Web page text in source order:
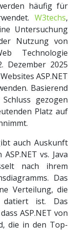
häufig für
W3techs,
Untersuchung
Nutzung von
Technologie
Dezember 2025
ASP.NET
Basierend
gezogen
Platz auf
auch Auskunft
vs. Java
nach ihrem
Das
Verteilung, die
ist. Das
ASP.NET von
die in den Top-